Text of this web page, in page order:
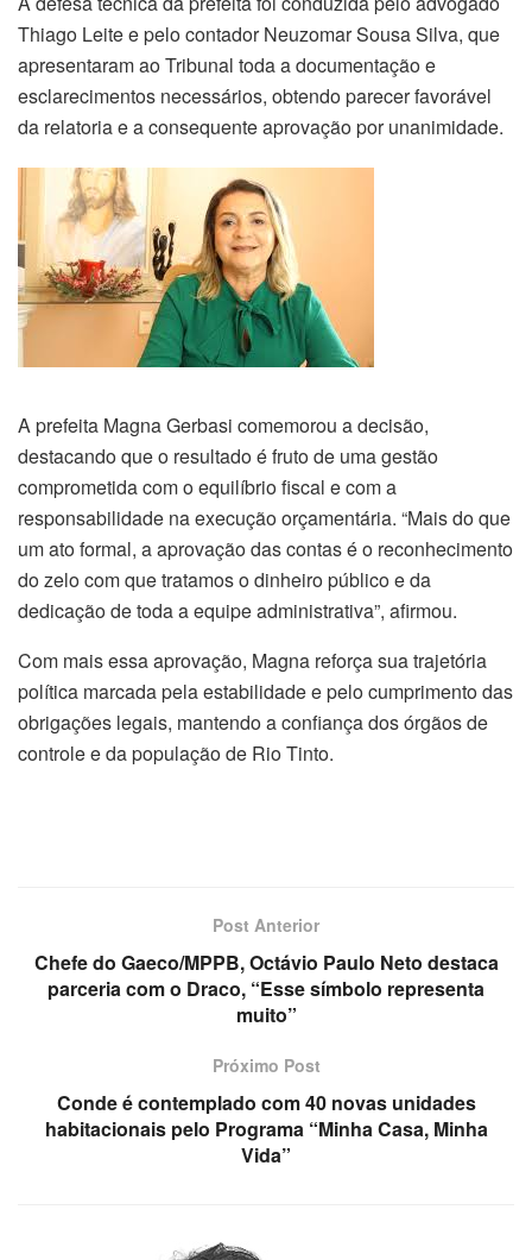
Thiago Leite e pelo contador Neuzomar Sousa Silva, que
apresentaram ao Tribunal toda a documentação e
esclarecimentos necessários, obtendo parecer favorável
da relatoria e a consequente aprovação por unanimidade.
A prefeita Magna Gerbasi comemorou a decisão,
destacando que o resultado é fruto de uma gestão
comprometida com o equilíbrio fiscal e com a
responsabilidade na execução orçamentária. “Mais do que
um ato formal, a aprovação das contas é o reconhecimento
do zelo com que tratamos o dinheiro público e da
dedicação de toda a equipe administrativa”, afirmou.
Com mais essa aprovação, Magna reforça sua trajetória
política marcada pela estabilidade e pelo cumprimento das
obrigações legais, mantendo a confiança dos órgãos de
controle e da população de Rio Tinto.
Post Anterior
Chefe do Gaeco/MPPB, Octávio Paulo Neto destaca
parceria com o Draco, “Esse símbolo representa
muito”
Próximo Post
Conde é contemplado com 40 novas unidades
habitacionais pelo Programa “Minha Casa, Minha
Vida”